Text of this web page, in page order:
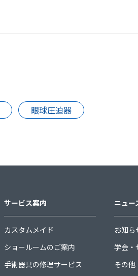
眼球圧迫器
サービス案内
カスタムメイド
ショールームのご案内
手術器具の修理サービス
ニュー
お知ら
学会・
その他